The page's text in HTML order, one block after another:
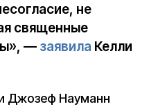
не
священные
— заявила Келли
Джозеф Науманн